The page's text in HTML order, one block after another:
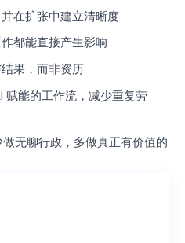
在扩张中建立清晰度
都能直接产生影响
果，而非资历
赋能的工作流，减少重复劳
无聊行政，多做真正有价值的